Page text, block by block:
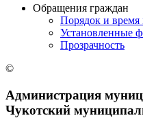
Обращения граждан
Порядок и время
Установленные
Прозрачность
©
Администрация
Чукотский